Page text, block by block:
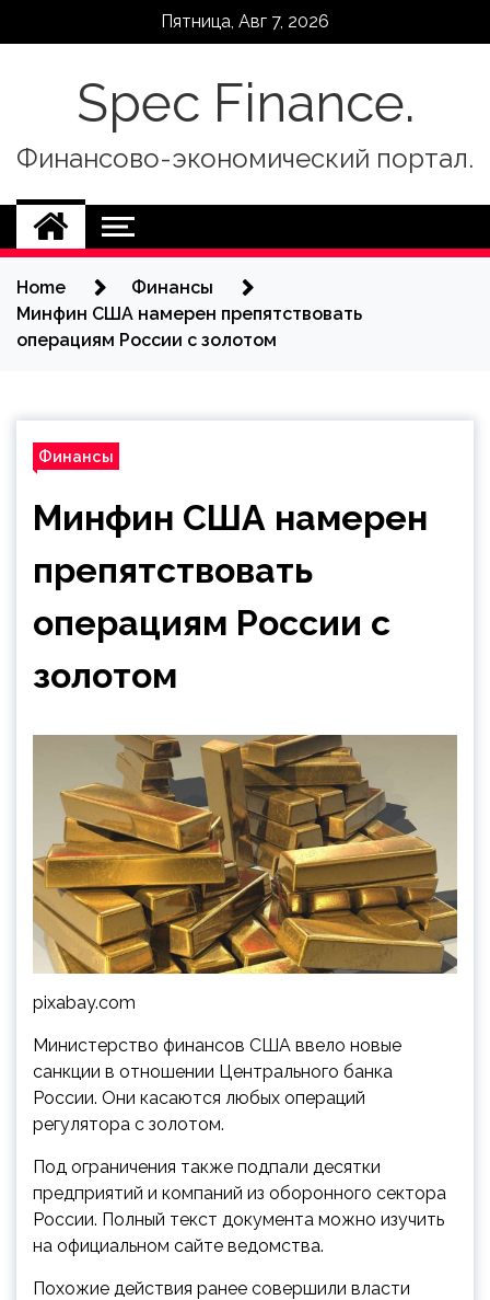
Пятница, Авг 7, 2026
Spec Finance.
Финансово-экономический портал.
Home
Финансы
Минфин США намерен препятствовать
операциям России с золотом
Финансы
Минфин США намерен
препятствовать
операциям России с
золотом
pixabay.com
Министерство финансов США ввело новые
санкции в отношении Центрального банка
России. Они касаются любых операций
регулятора с золотом.
Под ограничения также подпали десятки
предприятий и компаний из оборонного сектора
России. Полный текст документа можно изучить
на официальном сайте ведомства.
Похожие действия ранее совершили власти